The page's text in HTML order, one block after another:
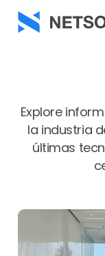
Explore
la industria
últimas